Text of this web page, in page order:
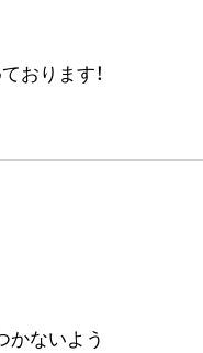
おります！
かないよう